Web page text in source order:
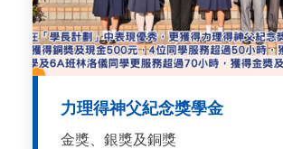
力理得神父紀念獎學金
金獎、銀獎及銅獎